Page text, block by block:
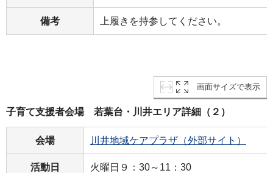
備考 上履きを持参してください。
画面サイズで表示
子育て支援者会場 若葉台・川井エリア詳細（２）
会場 川井地域ケアプラザ（外部サイト）
活動日 火曜日９：30～11：30